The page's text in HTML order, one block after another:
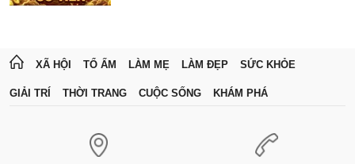
XÃ HỘI TỔ ẤM LÀM MẸ LÀM ĐẸP SỨC KHỎE
GIẢI TRÍ THỜI TRANG CUỘC SỐNG KHÁM PHÁ